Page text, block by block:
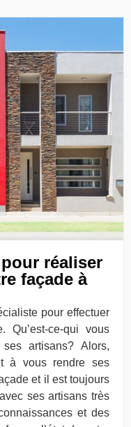
réaliser
façade à
pour effectuer
Qu’est-ce-qui vous
artisans? Alors,
à vous rendre ses
et il est toujours
ses artisans très
et des